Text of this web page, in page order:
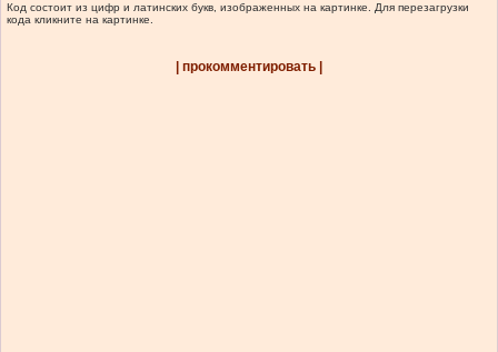
Код состоит из цифр и латинских букв, изображенных на картинке. Для перезагрузки
кода кликните на картинке.
| прокомментировать |